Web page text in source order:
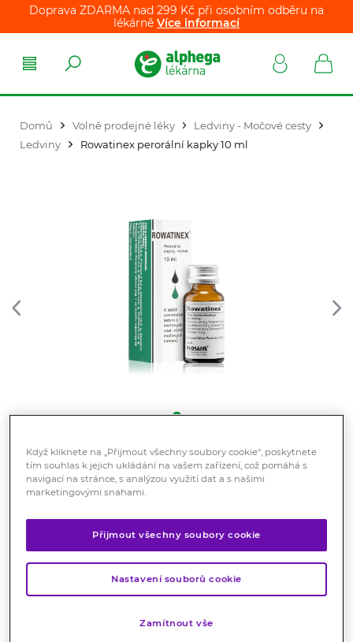
Doprava ZDARMA nad 299 Kč při osobním odběru na
lékárně Více informací
Domů Volně prodejné léky
Ledviny - Močové cesty
Ledviny
Rowatinex perorální kapky 10 ml
Rowatinex perorální kapky 10
ml
Registrovaný léčivý přípravek
cest, při zánětech a infekcích močových cest, ke
zmírnění zejména kolikovitých křečí. Je vhodný při
ledvinových a močových kamenech u dospělých.
Když kliknete na „Přijmout všechny soubory cookie“, poskytnete
tím souhlas k jejich ukládání na vašem zařízení, což pomáhá s
navigací na stránce, s analýzou využití dat a s našimi
marketingovými snahami.
Přijmout všechny soubory cookie
Nastavení souborů cookie
Zamítnout vše